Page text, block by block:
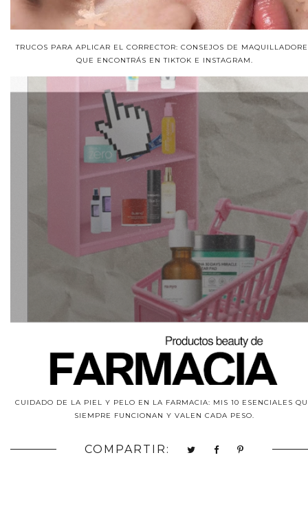
TRUCOS PARA APLICAR EL CORRECTOR: CONSEJOS DE
QUE ENCONTRÁS EN TIKTOK E INSTAGRAM.
CUIDADO DE LA PIEL Y PELO EN LA FARMACIA: MIS 10 ESENCIALES
SIEMPRE FUNCIONAN Y VALEN CADA PESO.
COMPARTIR: